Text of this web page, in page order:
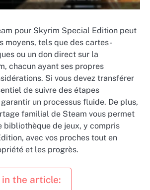
pour Skyrim Special Edition peut
moyens, tels que des cartes-
ou un don direct sur la
chacun ayant ses propres
Si vous devez transférer
de suivre des étapes
un processus fluide. De plus,
familial de Steam vous permet
bibliothèque de jeux, y compris
avec vos proches tout en
et les progrès.
in the article: